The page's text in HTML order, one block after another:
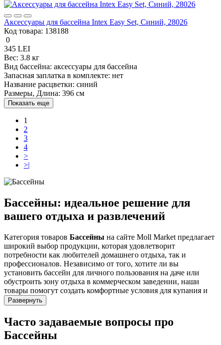
Аксессуары для бассейна Intex Easy Set, Синий, 28026
Код товара: 138188
0
345 LEI
Вес: 3.8 кг
Вид бассейна: аксессуары для бассейна
Запасная заплатка в комплекте: нет
Название расцветки: синий
Размеры, Длина: 396 см
Показать еще
1
2
3
4
>
>|
Бассейны: идеальное решение для
вашего отдыха и развлечений
Категория товаров Бассейны на сайте Moll Market предлагает
широкий выбор продукции, которая удовлетворит
потребности как любителей домашнего отдыха, так и
профессионалов. Независимо от того, хотите ли вы
установить бассейн для личного пользования на даче или
обустроить зону отдыха в коммерческом заведении, наши
товары помогут создать комфортные условия для купания и
релаксации.
Преимущества и особенности
Выбирая бассейны на Moll Market, вы получаете продукцию,
Развернуть
Часто задаваемые вопросы про
Бассейны